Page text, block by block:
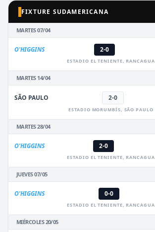
FIXTURE SUDAMERICANA
MARTES 07/04
O'HIGGINS 2-0
ESTADIO EL TENIENTE, RANCAGUA
MARTES 14/04
SÃO PAULO 2-0
ESTADIO MORUMBÍS, SÃO PAULO
MARTES 28/04
O'HIGGINS 2-0
ESTADIO EL TENIENTE, RANCAGUA
JUEVES 07/05
O'HIGGINS 0-0
ESTADIO EL TENIENTE, RANCAGUA
MIÉRCOLES 20/05